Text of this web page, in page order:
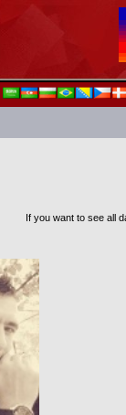
If you want to see all